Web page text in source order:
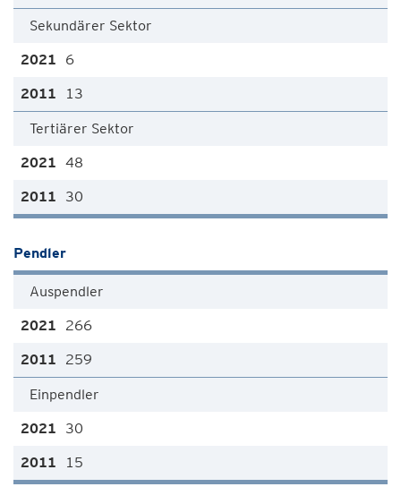
Sekundärer Sektor
6
13
Tertiärer Sektor
48
30
Pendler
Auspendler
266
259
Einpendler
30
15